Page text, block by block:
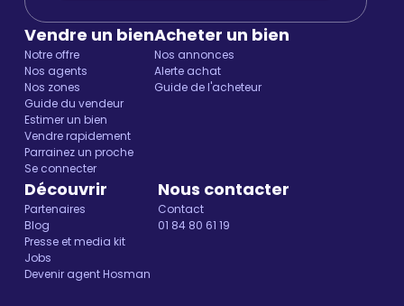
Vendre un bien
Notre offre
Nos agents
Nos zones
Guide du vendeur
Estimer un bien
Vendre rapidement
Parrainez un proche
Se connecter
Acheter un bien
Nos annonces
Alerte achat
Guide de l'acheteur
Découvrir
Partenaires
Blog
Presse et media kit
Jobs
Devenir agent Hosman
Nous contacter
Contact
01 84 80 61 19